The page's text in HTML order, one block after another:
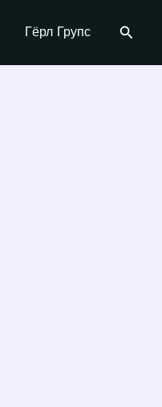
Гёрл Групс Поиск